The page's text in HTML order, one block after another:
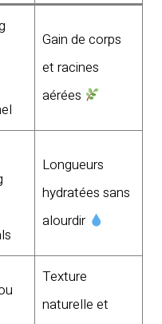
Gain de corps
et racines
aérées
Longueurs
hydratées sans
alourdir
Texture
naturelle et